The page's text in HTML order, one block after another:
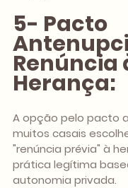
5- Pacto
Renúncia
Herança:
A opção pelo pacto
muitos casais
"renúncia prévia" à
prática legítima
autonomia privada.